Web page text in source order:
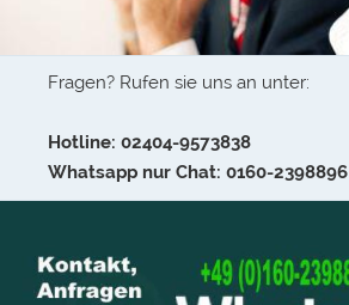
Fragen? Rufen sie uns an unter:
Hotline: 02404-9573838
Whatsapp nur Chat: 0160-2398896